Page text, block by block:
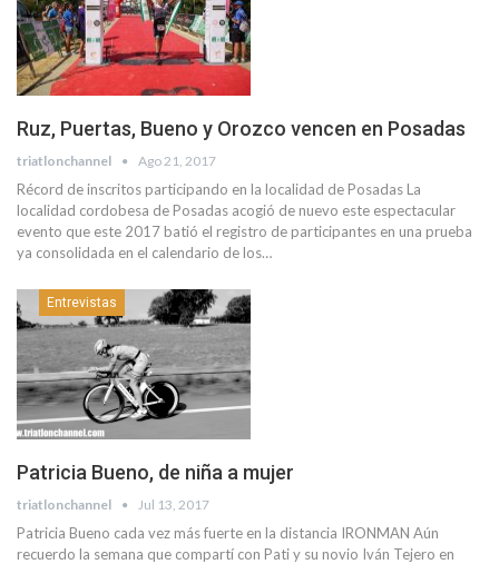
Ruz, Puertas, Bueno y Orozco vencen en Posadas
triatlonchannel Ago 21, 2017
Récord de inscritos participando en la localidad de Posadas La
localidad cordobesa de Posadas acogió de nuevo este espectacular
evento que este 2017 batió el registro de participantes en una prueba
ya consolidada en el calendario de los…
Entrevistas
Patricia Bueno, de niña a mujer
triatlonchannel Jul 13, 2017
Patricia Bueno cada vez más fuerte en la distancia IRONMAN Aún
recuerdo la semana que compartí con Pati y su novio Iván Tejero en